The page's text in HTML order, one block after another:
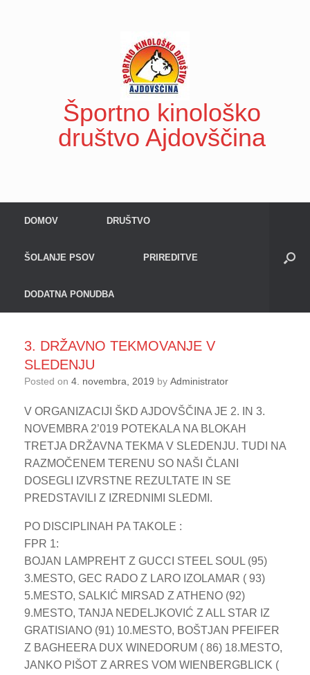
Športno kinološko
društvo Ajdovščina
DOMOV DRUŠTVO
ŠOLANJE PSOV PRIREDITVE
DODATNA PONUDBA
3. DRŽAVNO TEKMOVANJE V
SLEDENJU
Posted on 4. novembra, 2019 by Administrator
V ORGANIZACIJI ŠKD AJDOVŠČINA JE 2. IN 3.
NOVEMBRA 2’019 POTEKALA NA BLOKAH
TRETJA DRŽAVNA TEKMA V SLEDENJU. TUDI NA
RAZMOČENEM TERENU SO NAŠI ČLANI
DOSEGLI IZVRSTNE REZULTATE IN SE
PREDSTAVILI Z IZREDNIMI SLEDMI.
PO DISCIPLINAH PA TAKOLE :
FPR 1:
BOJAN LAMPREHT Z GUCCI STEEL SOUL (95)
3.MESTO, GEC RADO Z LARO IZOLAMAR ( 93)
5.MESTO, SALKIĆ MIRSAD Z ATHENO (92)
9.MESTO, TANJA NEDELJKOVIĆ Z ALL STAR IZ
GRATISIANO (91) 10.MESTO, BOŠTJAN PFEIFER
Z BAGHEERA DUX WINEDORUM ( 86) 18.MESTO,
JANKO PIŠOT Z ARRES VOM WIENBERGBLICK (